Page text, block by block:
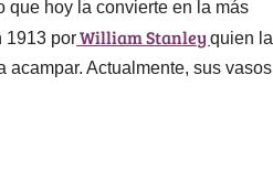
que hoy la convierte en la más
1913 porWilliam Stanley quien la
Actualmente, sus vasos